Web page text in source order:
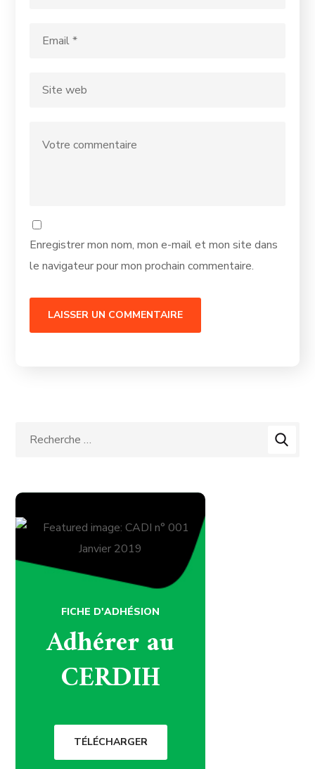
Enregistrer mon nom, mon e-mail et mon site dans
le navigateur pour mon prochain commentaire.
FICHE D'ADHÉSION
Adhérer au
CERDIH
TÉLÉCHARGER